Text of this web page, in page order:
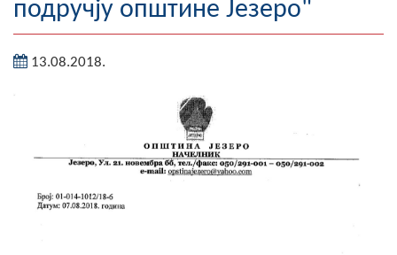
Фотогалерија
Замјеник начелника
Извјештај о раду начелника
подручју општине Језеро"
13.08.2018.